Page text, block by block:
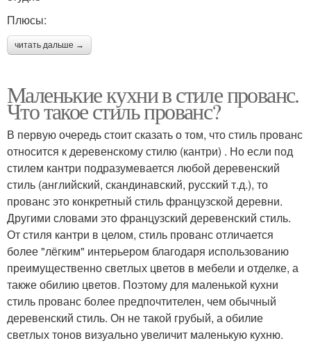
Плюсы:
читать дальше →
Маленькие кухни в стиле прованс.
Что такое стиль прованс?
В первую очередь стоит сказать о том, что стиль прованс
относится к деревенскому стилю (кантри) . Но если под
стилем кантри подразумевается любой деревенский
стиль (английский, скандинавский, русский т.д.), то
прованс это конкретный стиль французской деревни.
Другими словами это французский деревенский стиль.
От стиля кантри в целом, стиль прованс отличается
более "лёгким" интерьером благодаря использованию
преимущественно светлых цветов в мебели и отделке, а
также обилию цветов. Поэтому для маленькой кухни
стиль прованс более предпочтителен, чем обычный
деревенский стиль. Он не такой грубый, а обилие
светлых тонов визуально увеличит маленькую кухню.